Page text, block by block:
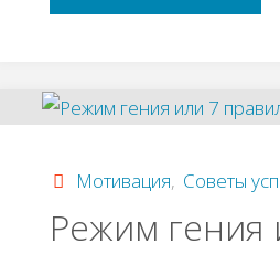
Мотивация, Советы
Режим гения